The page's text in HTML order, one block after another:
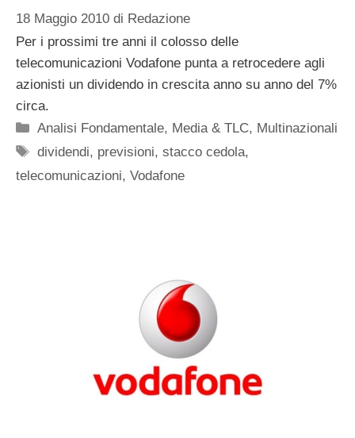
18 Maggio 2010 di Redazione
Per i prossimi tre anni il colosso delle
telecomunicazioni Vodafone punta a retrocedere agli
azionisti un dividendo in crescita anno su anno del 7%
circa.
Categorie
Analisi Fondamentale, Media & TLC, Multinazionali
Tag
dividendi, previsioni,stacco cedola,
telecomunicazioni, Vodafone